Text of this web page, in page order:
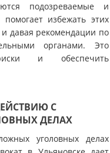
подозреваемые и
избежать этих
давая рекомендации по
органами. Это
и обеспечить
С
ДЕЛАХ
уголовных делах